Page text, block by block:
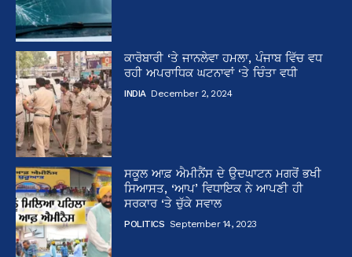
ਕਾਰੋਬਾਰੀ ‘ਤੇ ਜਾਨਲੇਵਾ ਹਮਲਾ, ਪੰਜਾਬ ਵਿੱਚ ਵਧ
ਰਹੀ ਅਪਰਾਧਿਕ ਘਟਨਾਵਾਂ ‘ਤੇ ਚਿੰਤਾ ਵਧੀ
INDIA December 2, 2024
ਸਕੂਲ ਆਫ਼ ਐਮੀਨੈਂਸ ਦੇ ਉਦਘਾਟਨ ਮਗਰੋਂ ਭਖੀ
ਸਿਆਸਤ, ‘ਆਪ’ ਵਿਧਾਇਕ ਨੇ ਆਪਣੀ ਹੀ
ਸਰਕਾਰ ‘ਤੇ ਚੁੱਕੇ ਸਵਾਲ
POLITICS September 14, 2023